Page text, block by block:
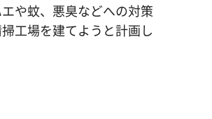
や蚊、悪臭などへの対策
工場を建てようと計画し